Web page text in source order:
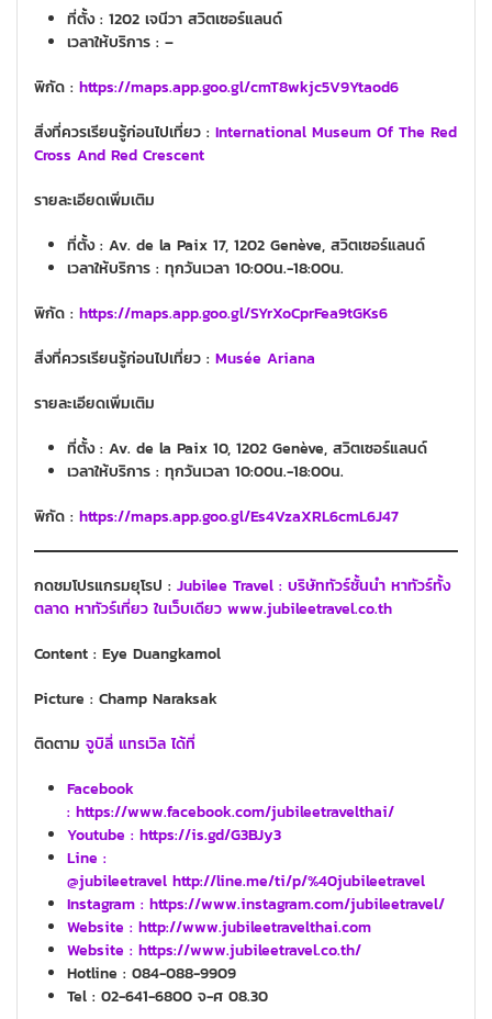
ที่ตั้ง : 1202 เจนีวา สวิตเซอร์แลนด์
เวลาให้บริการ : –
พิกัด : https://maps.app.goo.gl/cmT8wkjc5V9Ytaod6
สิ่งที่ควรเรียนรู้ก่อนไปเที่ยว : International Museum Of The Red
Cross And Red Crescent
รายละเอียดเพิ่มเติม
ที่ตั้ง : Av. de la Paix 17, 1202 Genève, สวิตเซอร์แลนด์
เวลาให้บริการ : ทุกวันเวลา 10:00น.-18:00น.
พิกัด : https://maps.app.goo.gl/SYrXoCprFea9tGKs6
สิ่งที่ควรเรียนรู้ก่อนไปเที่ยว : Musée Ariana
รายละเอียดเพิ่มเติม
ที่ตั้ง : Av. de la Paix 10, 1202 Genève, สวิตเซอร์แลนด์
เวลาให้บริการ : ทุกวันเวลา 10:00น.-18:00น.
พิกัด : https://maps.app.goo.gl/Es4VzaXRL6cmL6J47
กดชมโปรแกรมยุโรป : Jubilee Travel : บริษัททัวร์ชั้นนำ หาทัวร์ทั้ง
ตลาด หาทัวร์เที่ยว ในเว็บเดียว www.jubileetravel.co.th
Content : Eye Duangkamol
Picture : Champ Naraksak
ติดตาม จูบิลี่ แทรเวิล ได้ที่
Facebook
: https://www.facebook.com/jubileetravelthai/
Youtube : https://is.gd/G3BJy3
Line :
@jubileetravel http://line.me/ti/p/%40jubileetravel
Instagram : https://www.instagram.com/jubileetravel/
Website : http://www.jubileetravelthai.com
Website : https://www.jubileetravel.co.th/
Hotline : 084-088-9909
Tel : 02-641-6800 จ-ศ 08.30